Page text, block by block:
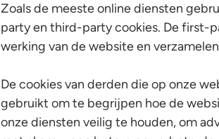
Zoals de meeste online diensten
party en third-party cookies. De first-
werking van de website en
De cookies van derden die op onze
gebruikt om te begrijpen hoe de
onze diensten veilig te houden, om